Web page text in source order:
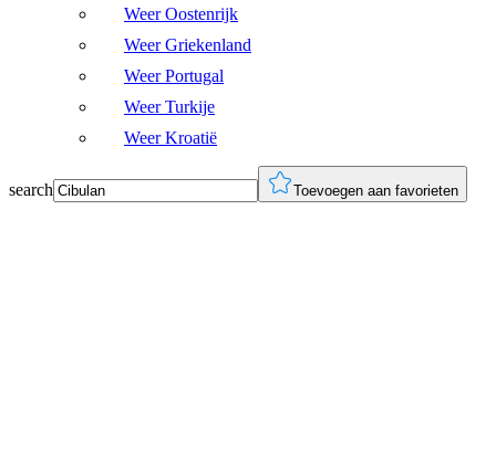
Weer Oostenrijk
Weer Griekenland
Weer Portugal
Weer Turkije
Weer Kroatië
search Toevoegen aan favorieten